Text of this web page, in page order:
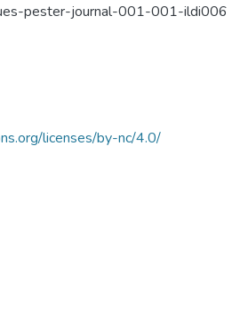
pester-journal-001-001-ildi006
licenses/by-nc/4.0/